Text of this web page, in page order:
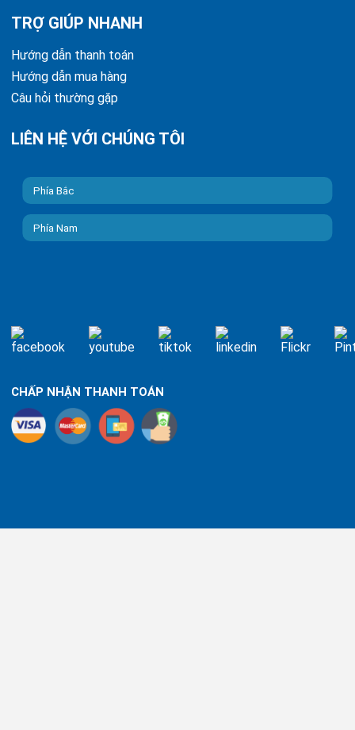
TRỢ GIÚP NHANH
Hướng dẫn thanh toán
Hướng dẫn mua hàng
Câu hỏi thường gặp
LIÊN HỆ VỚI CHÚNG TÔI
Phía Bắc
Phía Nam
CHẤP NHẬN THANH TOÁN